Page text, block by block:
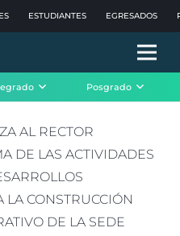
ESTUDIANTES EGRESADOS
Posgrado
AL RECTOR
DE LAS ACTIVIDADES
LA CONSTRUCCIÓN
DE LA SEDE